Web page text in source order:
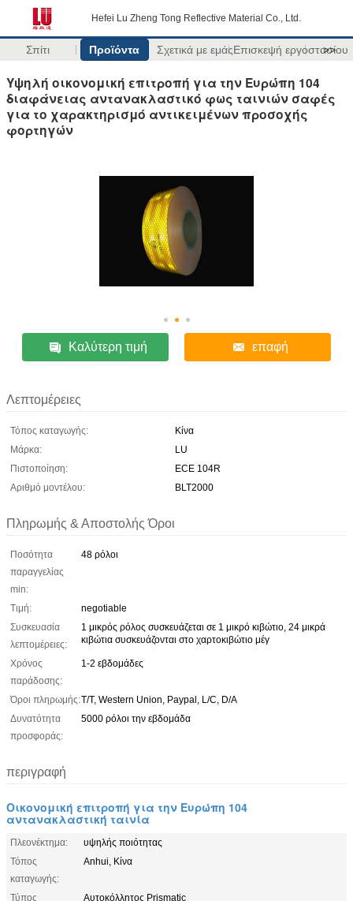
Hefei Lu Zheng Tong Reflective Material Co., Ltd.
Σπίτι Προϊόντα Σχετικά με εμάςΕπισκεψή εργοστασίου
>>
Υψηλή οικονομική επιτροπή για την Ευρώπη 104
διαφάνειας αντανακλαστικό φως ταινιών σαφές
για το χαρακτηρισμό αντικειμένων προσοχής
φορτηγών
Καλύτερη τιμή επαφή
Λεπτομέρειες
Τόπος καταγωγής:
Κίνα
Μάρκα:
LU
Πιστοποίηση:
ECE 104R
Αριθμό μοντέλου:
BLT2000
Πληρωμής & Αποστολής Όροι
Ποσότητα
παραγγελίας
min:
48 ρόλοι
Τιμή:
negotiable
Συσκευασία
λεπτομέρειες:
1 μικρός ρόλος συσκευάζεται σε 1 μικρό κιβώτιο, 24 μικρά
κιβώτια συσκευάζονται στο χαρτοκιβώτιο μέγ
Χρόνος
παράδοσης:
1-2 εβδομάδες
Όροι πληρωμής:T/T, Western Union, Paypal, L/C, D/A
Δυνατότητα
προσφοράς:
5000 ρόλοι την εβδομάδα
περιγραφή
Οικονομική επιτροπή για την Ευρώπη 104
αντανακλαστική ταινία
Πλεονέκτημα:
υψηλής ποιότητας
Τόπος
καταγωγής:
Anhui, Κίνα
Τύπος
Αυτοκόλλητος Prismatic